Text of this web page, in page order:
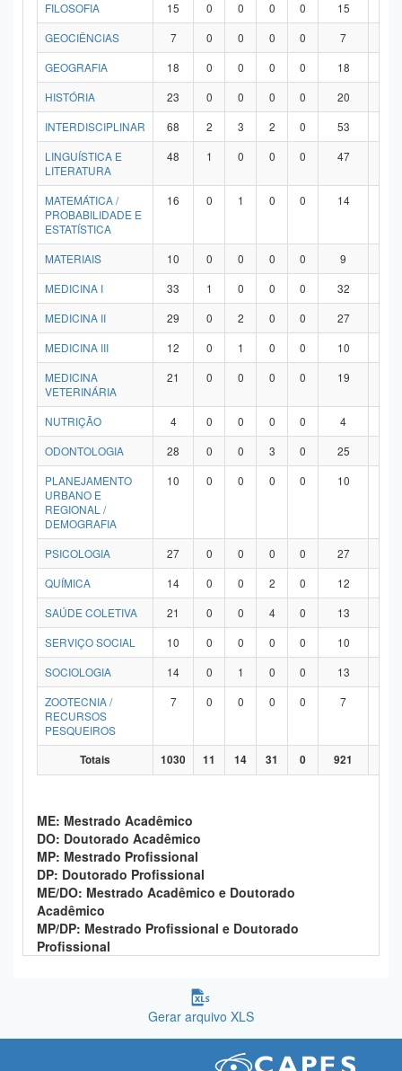
FILOSOFIA
15 0 0 0 0 15
GEOCIÊNCIAS
7 0 0 0 0 7
GEOGRAFIA
18 0 0 0 0 18
HISTÓRIA
23 0 0 0 0 20
INTERDISCIPLINAR
68 2 3 2 0 53
LINGUÍSTICA E
LITERATURA
48 1 0 0 0 47
MATEMÁTICA /
PROBABILIDADE E
ESTATÍSTICA
16 0 1 0 0 14
MATERIAIS 10 0 0 0 0 9
MEDICINA I
33 1 0 0 0 32
MEDICINA II
29 0 2 0 0 27
MEDICINA III
12 0 1 0 0 10
MEDICINA
VETERINÁRIA
21 0 0 0 0 19
NUTRIÇÃO 4 0 0 0 0 4
ODONTOLOGIA
28 0 0 3 0 25
PLANEJAMENTO
URBANO E
REGIONAL /
DEMOGRAFIA
10 0 0 0 0 10
PSICOLOGIA 27 0 0 0 0 27
QUÍMICA
14 0 0 2 0 12
SAÚDE COLETIVA
21 0 0 4 0 13
SERVIÇO SOCIAL
10 0 0 0 0 10
SOCIOLOGIA
14 0 1 0 0 13
ZOOTECNIA /
RECURSOS
PESQUEIROS
7 0 0 0 0 7
Totais 1030 11 14 31 0 921
ME: Mestrado Acadêmico
DO: Doutorado Acadêmico
MP: Mestrado Profissional
DP: Doutorado Profissional
ME/DO: Mestrado Acadêmico e Doutorado
Acadêmico
MP/DP: Mestrado Profissional e Doutorado
Profissional
Gerar arquivo XLS